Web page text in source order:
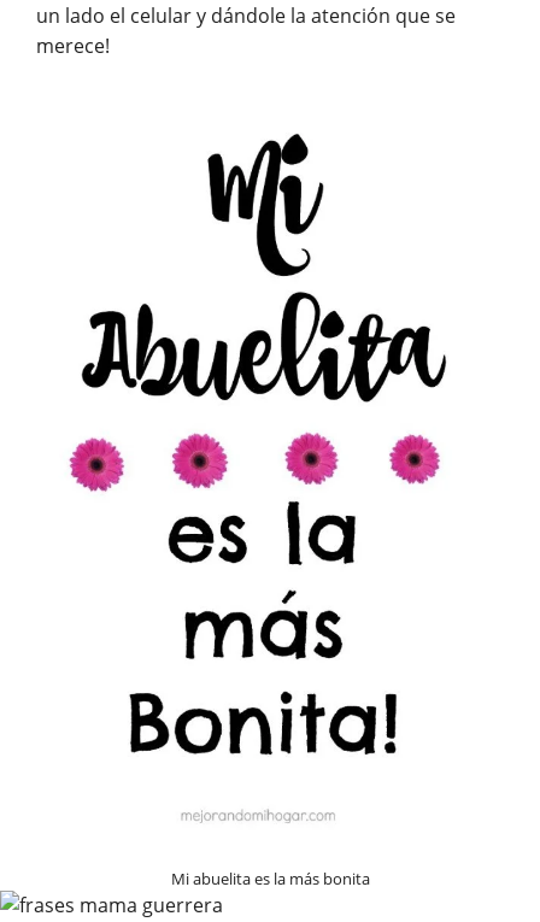
un lado el celular y dándole la atención que se
merece!
Mi abuelita es la más bonita